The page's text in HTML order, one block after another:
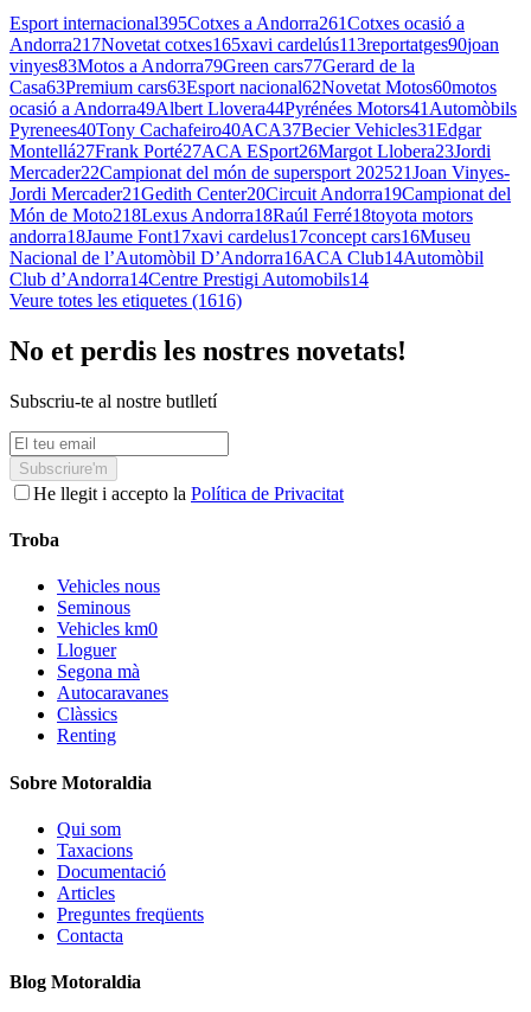
Esport internacional395Cotxes a Andorra261Cotxes ocasió a
Andorra217Novetat cotxes165xavi cardelús113reportatges90joan
vinyes83Motos a Andorra79Green cars77Gerard de la
Casa63Premium cars63Esport nacional62Novetat Motos60motos
ocasió a Andorra49Albert Llovera44Pyrénées Motors41 Automòbils
Pyrenees40Tony Cachafeiro40ACA37Becier Vehicles31Edgar
Montellá27Frank Porté27ACA ESport26Margot Llobera23Jordi
Mercader22Campionat del món de supersport 202521Joan Vinyes-
Jordi Mercader21Gedith Center20Circuit Andorra19Campionat del
Món de Moto218Lexus Andorra18Raúl Ferré18toyota motors
andorra18Jaume Font17xavi cardelus17concept cars16Museu
Nacional de l’Automòbil D’Andorra16ACA Club14Automòbil
Club d’Andorra14Centre Prestigi Automobils14
Veure totes les etiquetes (1616)
No et perdis les nostres novetats!
Subscriu-te al nostre butlletí
Subscriure'm
He llegit i accepto la Política de Privacitat
Troba
Vehicles nous
Seminous
Vehicles km0
Lloguer
Segona mà
Autocaravanes
Clàssics
Renting
Sobre Motoraldia
Qui som
Taxacions
Documentació
Articles
Preguntes freqüents
Contacta
Blog Motoraldia